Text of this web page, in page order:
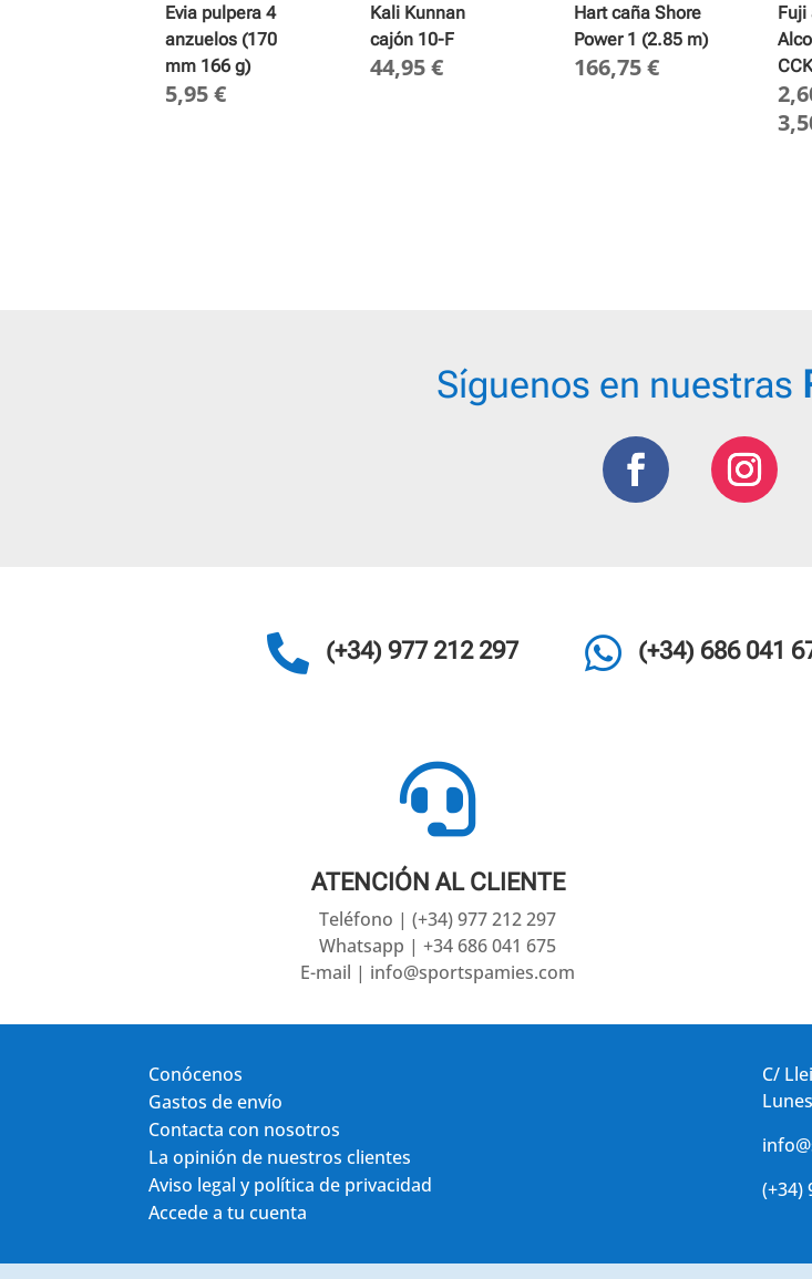
Evia pulpera 4
anzuelos (170
mm 166 g)
5,95€
Kali Kunnan
cajón 10-F
44,95€
Hart caña Shore
Power 1 (2.85 m)
166,75€
Fuji
Síguenos en nuestras
 (+34) 977 212 297  (+34) 686 041

ATENCIÓN AL CLIENTE
Teléfono | (+34) 977 212 297
Whatsapp | +34 686 041 675
E-mail | info@sportspamies.com
Conócenos
Gastos de envío
Contacta con nosotros
La opinión de nuestros clientes
Aviso legal y política de privacidad
Accede a tu cuenta
C/
(+34)